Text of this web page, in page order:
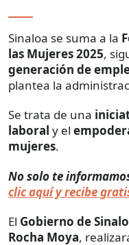
Sinaloa se suma a la
las Mujeres 2025,
generación de
plantea la
Se trata de una
laboral y el
mujeres.
No solo te
clic aquí y recibe
El Gobierno de
Rocha Moya,